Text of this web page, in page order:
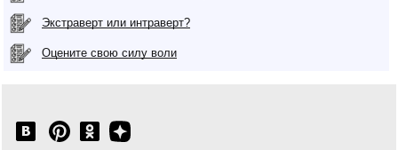
Экстраверт или интраверт?
Оцените свою силу воли